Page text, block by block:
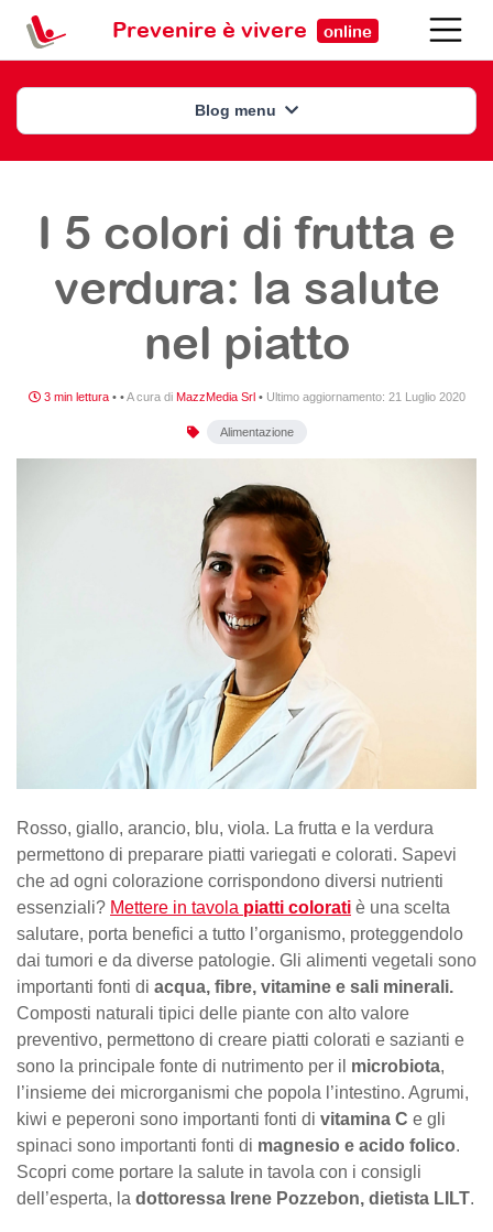
Prevenire è vivere online
Blog menu
I 5 colori di frutta e
verdura: la salute
nel piatto
3 min lettura • • A cura di MazzMedia Srl • Ultimo aggiornamento: 21 Luglio 2020
Alimentazione
Rosso, giallo, arancio, blu, viola. La frutta e la verdura
permettono di preparare piatti variegati e colorati. Sapevi
che ad ogni colorazione corrispondono diversi nutrienti
essenziali? Mettere in tavola piatti colorati è una scelta
salutare, porta benefici a tutto l’organismo, proteggendolo
dai tumori e da diverse patologie. Gli alimenti vegetali sono
importanti fonti di acqua, fibre, vitamine e sali minerali.
Composti naturali tipici delle piante con alto valore
preventivo, permettono di creare piatti colorati e sazianti e
sono la principale fonte di nutrimento per il microbiota,
l’insieme dei microrganismi che popola l’intestino. Agrumi,
kiwi e peperoni sono importanti fonti di vitamina C e gli
spinaci sono importanti fonti di magnesio e acido folico.
Scopri come portare la salute in tavola con i consigli
dell’esperta, la dottoressa Irene Pozzebon, dietista LILT.